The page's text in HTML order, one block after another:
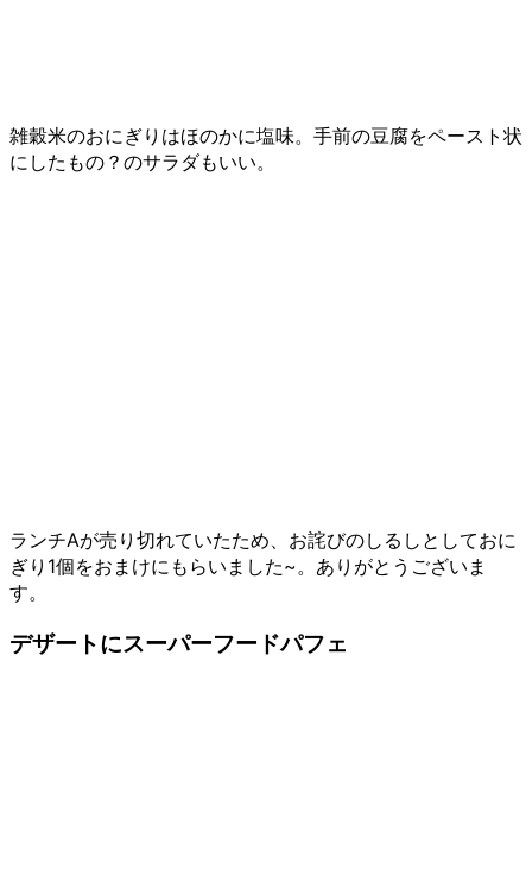
雑穀米のおにぎりはほのかに塩味。手前の豆腐をペースト状
にしたもの？のサラダもいい。
ランチAが売り切れていたため、お詫びのしるしとしておに
ぎり1個をおまけにもらいました~。ありがとうございま
す。
デザートにスーパーフードパフェ